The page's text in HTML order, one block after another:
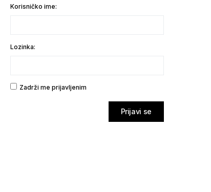
Korisničko ime:
Lozinka:
Zadrži me prijavljenim
Prijavi se